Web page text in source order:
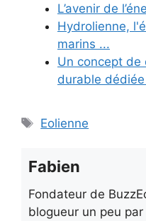
L’avenir de
Hydrolienne,
marins ...
Un concept de
durable
Étiquettes
Eolienne
Fabien
Fondateur de
blogueur un peu